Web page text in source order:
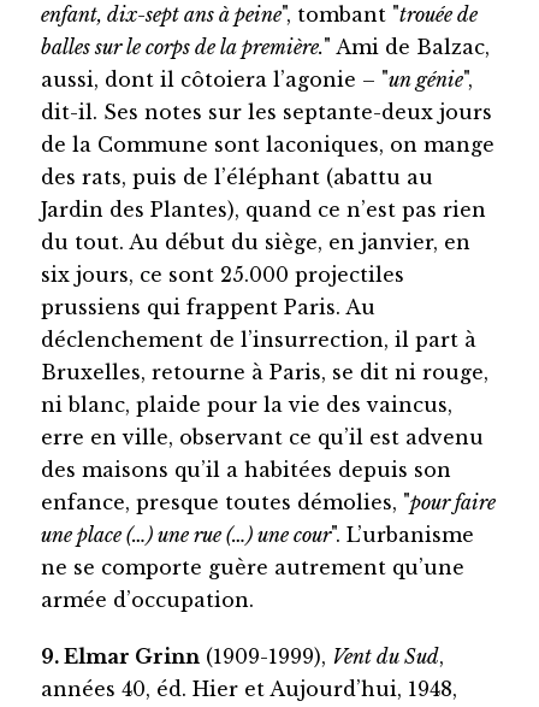
enfant, dix-sept ans à peine", tombant "trouée de
balles sur le corps de la première." Ami de Balzac,
aussi, dont il côtoiera l’agonie – "un génie",
dit-il. Ses notes sur les septante-deux jours
de la Commune sont laconiques, on mange
des rats, puis de l’éléphant (abattu au
Jardin des Plantes), quand ce n’est pas rien
du tout. Au début du siège, en janvier, en
six jours, ce sont 25.000 projectiles
prussiens qui frappent Paris. Au
déclenchement de l’insurrection, il part à
Bruxelles, retourne à Paris, se dit ni rouge,
ni blanc, plaide pour la vie des vaincus,
erre en ville, observant ce qu’il est advenu
des maisons qu’il a habitées depuis son
enfance, presque toutes démolies, "pour faire
une place (…) une rue (…) une cour". L’urbanisme
ne se comporte guère autrement qu’une
armée d’occupation.
9. Elmar Grinn (1909-1999), Vent du Sud,
années 40, éd. Hier et Aujourd’hui, 1948,